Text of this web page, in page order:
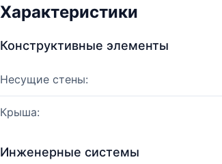
Характеристики
Конструктивные элементы
Несущие стены:
Крыша:
Инженерные системы